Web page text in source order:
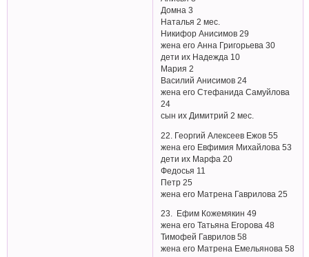
Домна 3
Наталья 2 мес.
Никифор Анисимов 29
жена его Анна Григорьева 30
дети их Надежда 10
Мария 2
Василий Анисимов 24
жена его Стефанида Самуйлова
24
сын их Димитрий 2 мес.
22. Георгий Алексеев Ежов 55
жена его Евфимия Михайлова 53
дети их Марфа 20
Федосья 11
Петр 25
жена его Матрена Гаврилова 25
23. Ефим Кожемякин 49
жена его Татьяна Егорова 48
Тимофей Гаврилов 58
жена его Матрена Емельянова 58